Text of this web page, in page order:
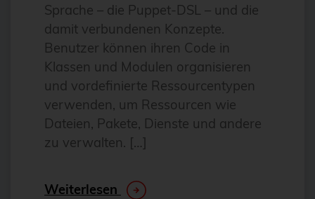
DevOps
Docker
Drucker
E-Mail
Elasticsearch
Elephant Shed
ESX
Sprache – die Puppet-DSL – und die
damit verbundenen Konzepte.
Benutzer können ihren Code in
Klassen und Modulen organisieren
und vordefinierte Ressourcentypen
verwenden, um Ressourcen wie
Dateien, Pakete, Dienste und andere
zu verwalten. […]
Weiterlesen